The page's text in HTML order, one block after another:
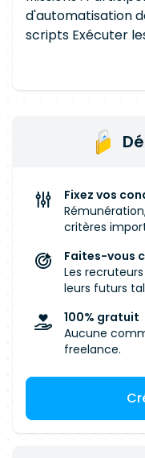
d'automatisation
scripts Exécuter
l'analyse et la
rédaction des
documentation
bonnes
manipulation de
Gherkin et savez
Cucumber
,
intérêt pour les
Connaissance de
axée sur les
et résolvant les
Pragmatisme
Proactivité
communication
Fixez vos
critères
Faites-vous
Les
leurs futurs
100% gratuit
Aucune
freelance.